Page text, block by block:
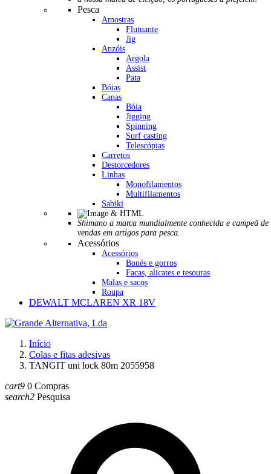
Pesca
Amostras
Flutuante
Jig
Anzóis
Argola
Assist
Pata
Bóias
Canas
Bóia
Jigging
Spinning
Surf casting
Telescópias
Carretos
Destorcedores
Linhas
Monofilamentos
Multifilamentos
Sabiki
Shimano a marca mundialmente conhecida e campeã de
vendas em artigos para pesca.
Acessórios
Acessórios
Bonés e gorros
Facas, alicates e tesouras
Malas e sacos
Roupa
DEWALT MCLAREN XR 18V
Início
Colas e fitas adesivas
TANGIT uni lock 80m 2055958
cart9 0 Compras
search2 Pesquisa